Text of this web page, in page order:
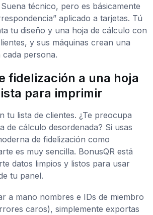
Suena técnico, pero es básicamente
aplicado a tarjetas. Tú
tu diseño y una hoja de cálculo con
y sus máquinas crean una
persona.
fidelización a una hoja
para imprimir
tu lista de clientes. ¿Te preocupa
de cálculo desordenada? Si usas
de fidelización como
es muy sencilla. BonusQR está
datos limpios y listos para usar
tu panel.
a mano nombres e IDs de miembro
caros), simplemente exportas